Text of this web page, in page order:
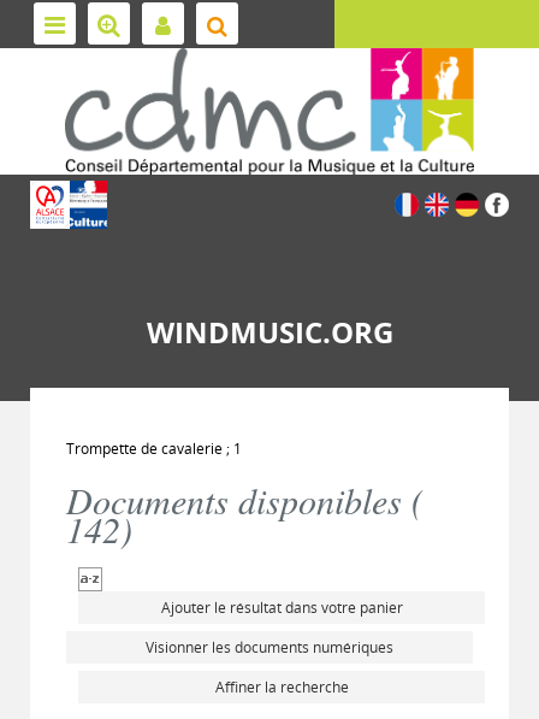
WINDMUSIC.ORG
Trompette de cavalerie ; 1
Documents disponibles (
142)
Ajouter le résultat dans votre panier
Visionner les documents numériques
Affiner la recherche